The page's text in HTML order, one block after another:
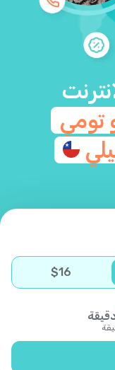
تومي
$16